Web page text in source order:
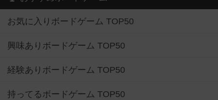
お気に入りボードゲーム TOP50
興味ありボードゲーム TOP50
経験ありボードゲーム TOP50
持ってるボードゲーム TOP50